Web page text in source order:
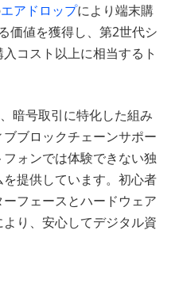
エアドロップにより端末購
価値を獲得し、第2世代シ
コスト以上に相当するト
暗号取引に特化した組み
ブロックチェーンサポー
ォンでは体験できない独
提供しています。初心者
フェースとハードウェア
り、安心してデジタル資